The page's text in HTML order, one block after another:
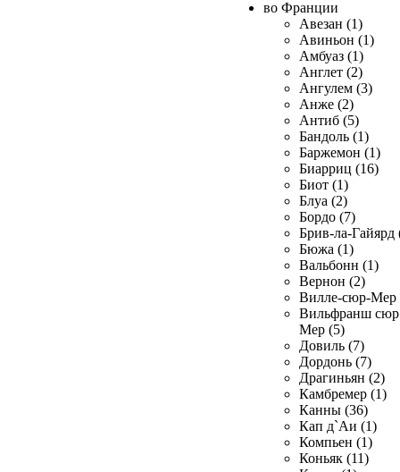
во Франции
Авезан (1)
Авиньон (1)
Амбуаз (1)
Англет (2)
Ангулем (3)
Анже (2)
Антиб (5)
Бандоль (1)
Баржемон (1)
Биарриц (16)
Биот (1)
Блуа (2)
Бордо (7)
Брив-ла-Гайярд
Бюжа (1)
Вальбонн (1)
Вернон (2)
Вилле-сюр-Мер
Вильфранш сюр
Мер (5)
Довиль (7)
Дордонь (7)
Драгиньян (2)
Камбремер (1)
Канны (36)
Кап д`Аи (1)
Компьен (1)
Коньяк (11)